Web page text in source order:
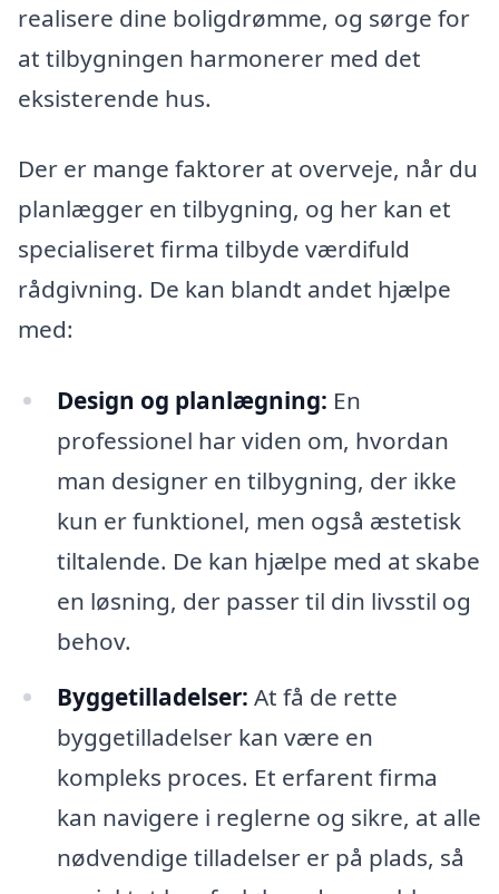
realisere dine boligdrømme, og sørge for
at tilbygningen harmonerer med det
eksisterende hus.
Der er mange faktorer at overveje, når du
planlægger en tilbygning, og her kan et
specialiseret firma tilbyde værdifuld
rådgivning. De kan blandt andet hjælpe
med:
Design og planlægning: En
professionel har viden om, hvordan
man designer en tilbygning, der ikke
kun er funktionel, men også æstetisk
tiltalende. De kan hjælpe med at skabe
en løsning, der passer til din livsstil og
behov.
Byggetilladelser: At få de rette
byggetilladelser kan være en
kompleks proces. Et erfarent firma
kan navigere i reglerne og sikre, at alle
nødvendige tilladelser er på plads, så